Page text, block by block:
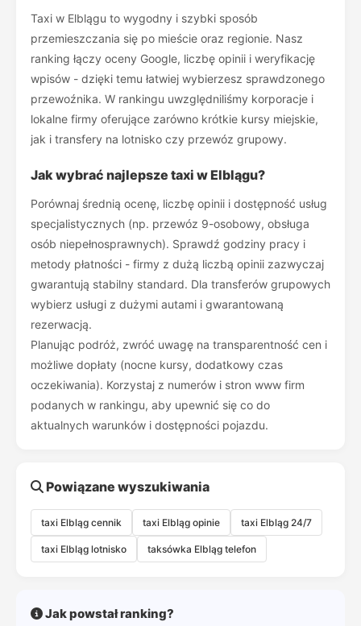
Taxi w Elblągu to wygodny i szybki sposób
przemieszczania się po mieście oraz regionie. Nasz
ranking łączy oceny Google, liczbę opinii i weryfikację
wpisów - dzięki temu łatwiej wybierzesz sprawdzonego
przewoźnika. W rankingu uwzględniliśmy korporacje i
lokalne firmy oferujące zarówno krótkie kursy miejskie,
jak i transfery na lotnisko czy przewóz grupowy.
Jak wybrać najlepsze taxi w Elblągu?
Porównaj średnią ocenę, liczbę opinii i dostępność usług
specjalistycznych (np. przewóz 9-osobowy, obsługa
osób niepełnosprawnych). Sprawdź godziny pracy i
metody płatności - firmy z dużą liczbą opinii zazwyczaj
gwarantują stabilny standard. Dla transferów grupowych
wybierz usługi z dużymi autami i gwarantowaną
rezerwacją.
Planując podróż, zwróć uwagę na transparentność cen i
możliwe dopłaty (nocne kursy, dodatkowy czas
oczekiwania). Korzystaj z numerów i stron www firm
podanych w rankingu, aby upewnić się co do
aktualnych warunków i dostępności pojazdu.
Powiązane wyszukiwania
taxi Elbląg cennik taxi Elbląg opinie taxi Elbląg 24/7
taxi Elbląg lotnisko taksówka Elbląg telefon
Jak powstał ranking?